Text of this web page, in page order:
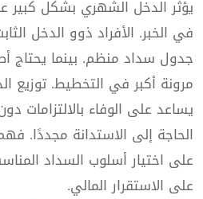
يؤثر الدخل الشهري بشكل كبير
في الخبر. الأفراد ذوو الدخل
جدول سداد منظم. بينما يحتاج
مرونة أكبر في التخطيط. توزيع
يساعد على الوفاء بالالتزامات
الحاجة إلى الاستدانة مجددًا.
على اختيار أسلوب السداد
على الاستقرار المالي.